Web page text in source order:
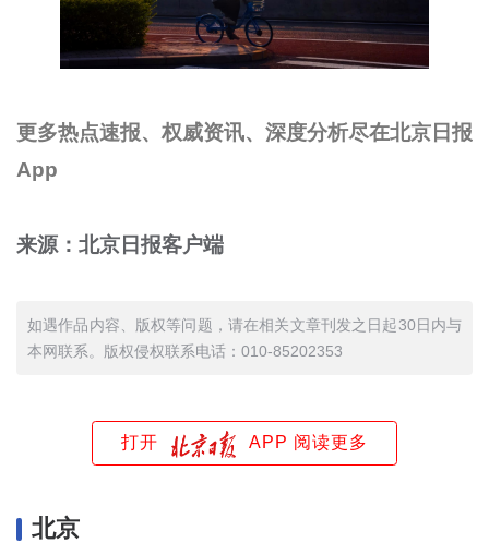
更多热点速报、权威资讯、深度分析尽在北京日报
App
来源：北京日报客户端
如遇作品内容、版权等问题，请在相关文章刊发之日起30日内与
本网联系。版权侵权联系电话：010-85202353
打开 APP 阅读更多
北京